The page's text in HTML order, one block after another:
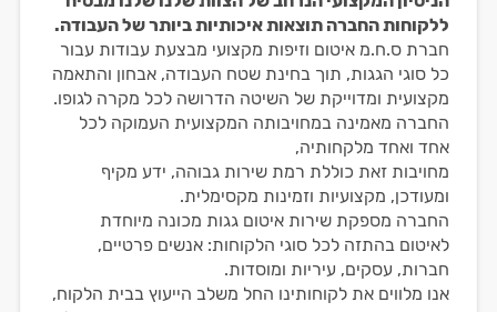
ללקוחות החברה תוצאות איכותיות ביותר של העבודה.
חברת ס.ח.מ איטום וזיפות מקצועי מבצעת עבודות עבור
כל סוגי הגגות, תוך בחינת שטח העבודה, אבחון והתאמה
מקצועית ומדוייקת של השיטה הדרושה לכל מקרה לגופו.
החברה מאמינה במחויבותה המקצועית העמוקה לכל
אחד ואחד מלקחותיה,
מחויבות זאת כוללת רמת שירות גבוהה, ידע מקיף
ומעודכן, מקצועיות וזמינות מקסימלית.
החברה מספקת שירות איטום גגות מכונה מיוחדת
לאיטום בהתזה לכל סוגי הלקוחות: אנשים פרטיים,
חברות, עסקים, עיריות ומוסדות.
אנו מלווים את לקוחותינו החל משלב הייעוץ בבית הלקוח,